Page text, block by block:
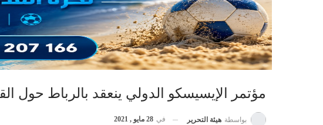
مؤتمر الإيسيسكو الدولي ينعقد بالرباط حول
بواسطة هيئة التحرير في 28 مايو , 2021